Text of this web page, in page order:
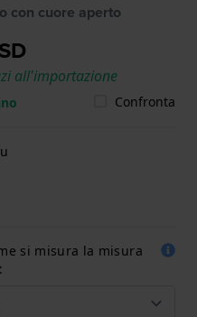
con cuore aperto
all'importazione
Confronta
si misura la misura